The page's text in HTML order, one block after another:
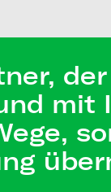
der
mit